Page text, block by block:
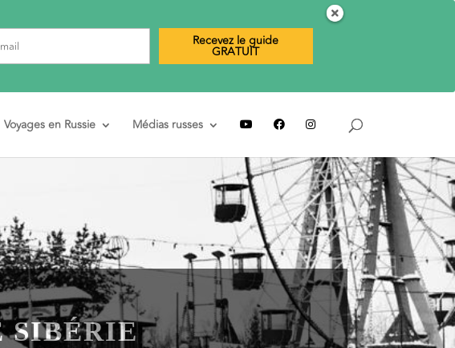
Voyages en Russie Médias russes
SIBÉRIE
Recevez le guide
GRATUIT